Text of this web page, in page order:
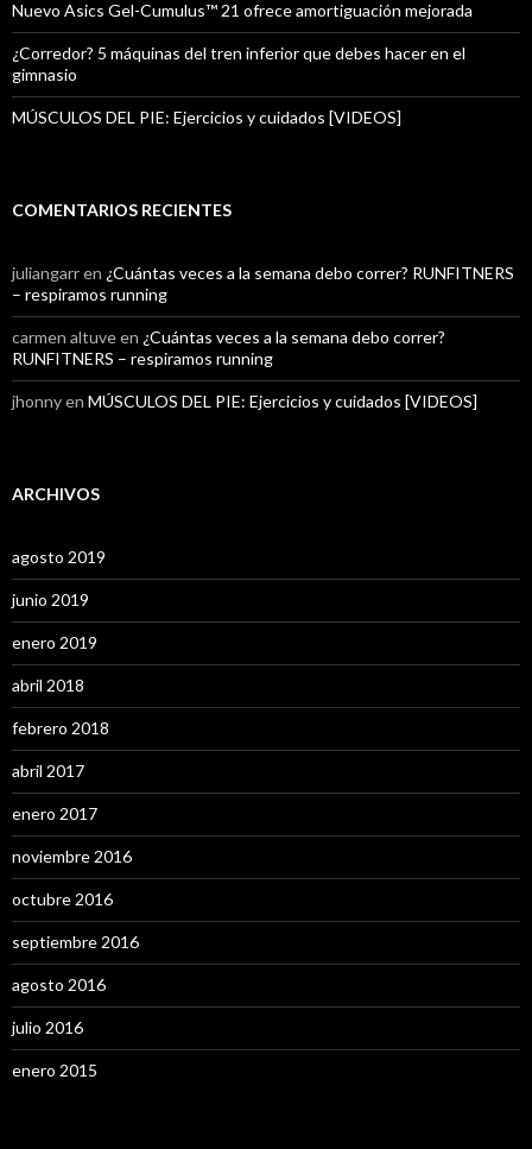
Nuevo Asics Gel-Cumulus™ 21 ofrece amortiguación mejorada
¿Corredor? 5 máquinas del tren inferior que debes hacer en el
gimnasio
MÚSCULOS DEL PIE: Ejercicios y cuidados [VIDEOS]
COMENTARIOS RECIENTES
juliangarren ¿Cuántas veces a la semana debo correr? RUNFITNERS
– respiramos running
carmen altuveen ¿Cuántas veces a la semana debo correr?
RUNFITNERS – respiramos running
jhonnyen MÚSCULOS DEL PIE: Ejercicios y cuidados [VIDEOS]
ARCHIVOS
agosto 2019
junio 2019
enero 2019
abril 2018
febrero 2018
abril 2017
enero 2017
noviembre 2016
octubre 2016
septiembre 2016
agosto 2016
julio 2016
enero 2015